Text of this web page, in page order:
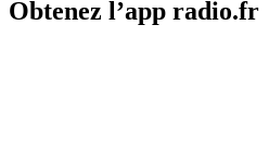
Obtenez l’app